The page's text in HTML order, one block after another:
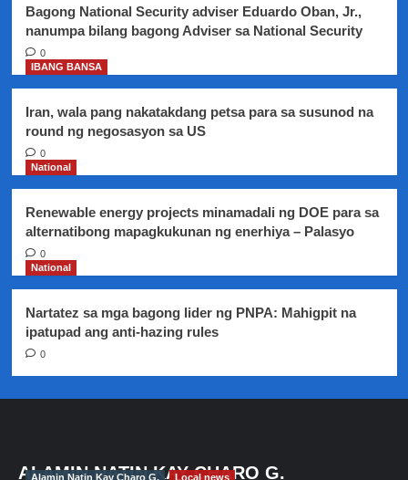
bansa
at
ang
mga
laban
sa
Bagong National Security adviser Eduardo Oban, Jr.,
nanumpa bilang bagong Adviser sa National Security
0
IBANG BANSA
Iran, wala pang nakatakdang petsa para sa susunod na
round ng negosasyon sa US
0
National
Renewable energy projects minamadali ng DOE para sa
alternatibong mapagkukunan ng enerhiya – Palasyo
0
National
Nartatez sa mga bagong lider ng PNPA: Mahigpit na
ipatupad ang anti-hazing rules
0
ALAMIN NATIN KAY CHARO G.
Alamin Natin Kay Charo G. Local news